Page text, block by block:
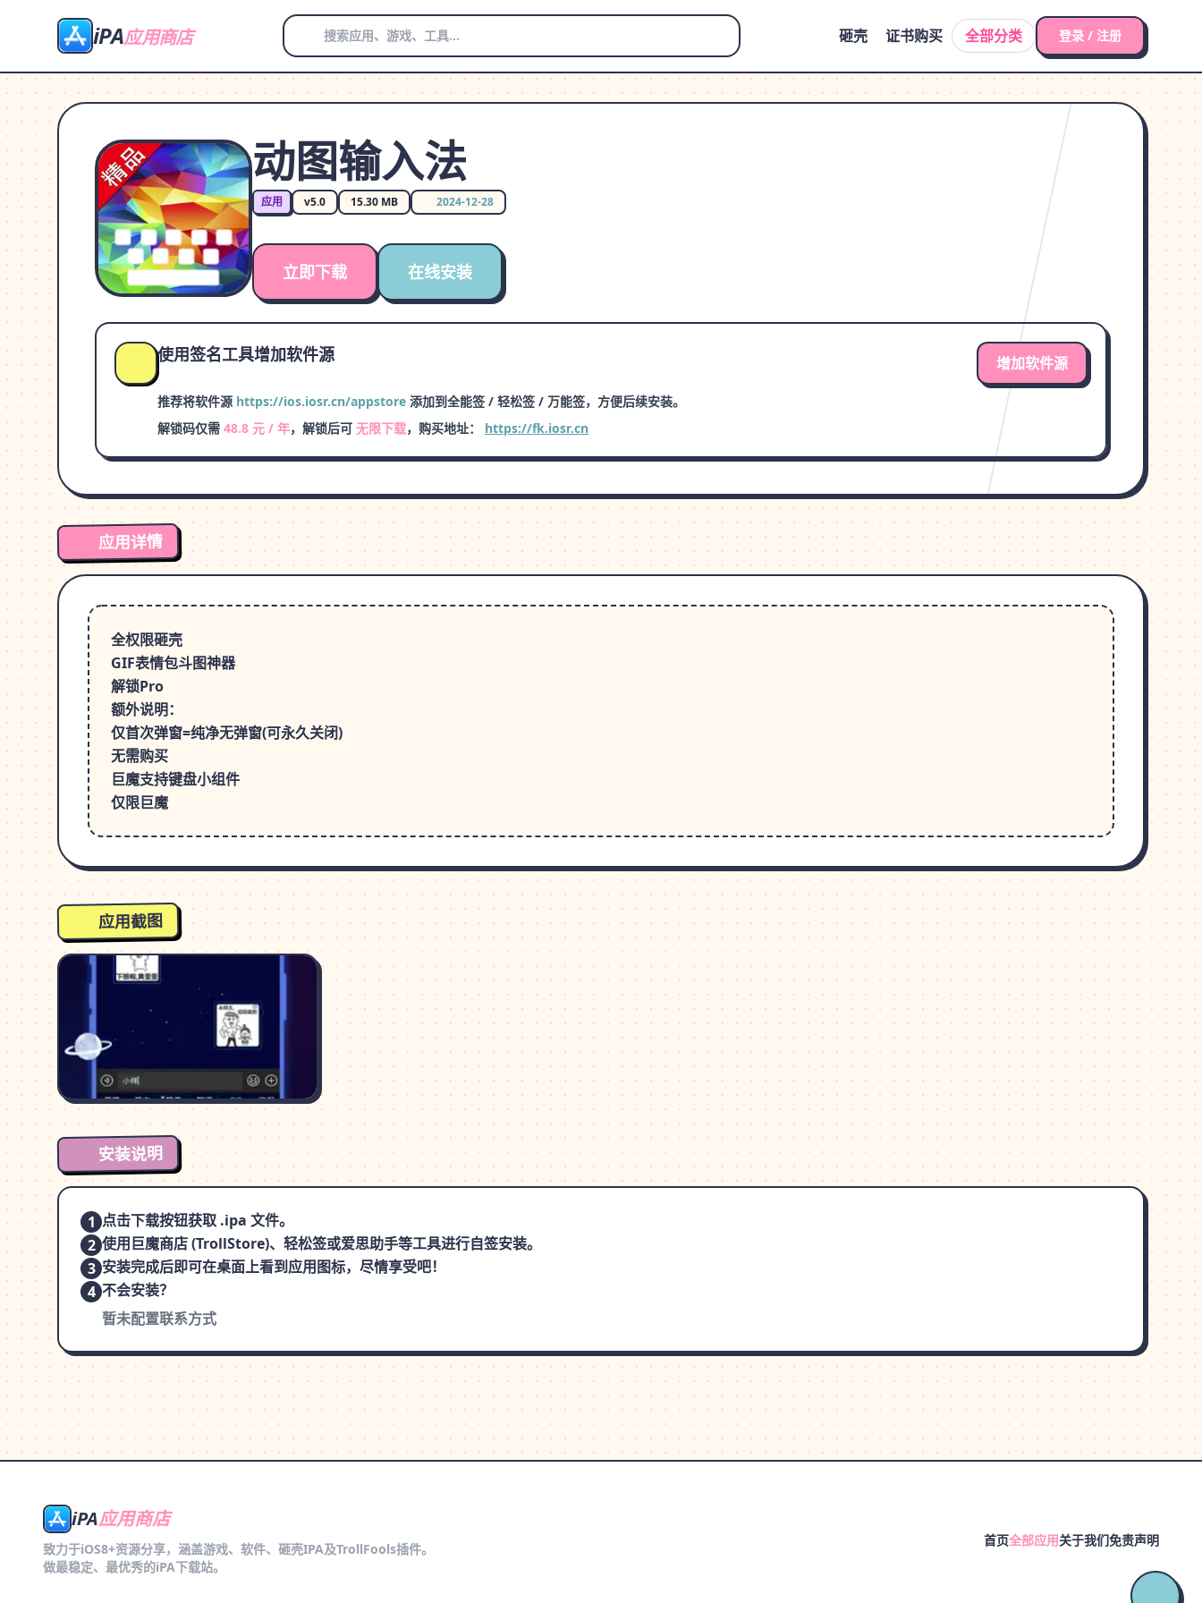
iPA应用商店 砸壳 证书购买 全部分类 登录 / 注册
动图输入法
应用 v5.0 15.30 MB 2024-12-28
立即下载 在线安装
使用签名工具增加软件源 增加软件源
推荐将软件源 https://ios.iosr.cn/appstore 添加到全能签 / 轻松签 / 万能签，方便后续安装。
解锁码仅需 48.8 元 / 年，解锁后可 无限下载，购买地址： https://fk.iosr.cn
应用详情
全权限砸壳
GIF表情包斗图神器
解锁Pro
额外说明：
仅首次弹窗=纯净无弹窗(可永久关闭)
无需购买
巨魔支持键盘小组件
仅限巨魔
应用截图
安装说明
1 点击下载按钮获取 .ipa 文件。
2 使用巨魔商店 (TrollStore)、轻松签或爱思助手等工具进行自签安装。
3 安装完成后即可在桌面上看到应用图标，尽情享受吧！
4 不会安装？
暂未配置联系方式
iPA应用商店
致力于iOS8+资源分享，涵盖游戏、软件、砸壳IPA及TrollFools插件。
做最稳定、最优秀的iPA下载站。
首页全部应用关于我们免责声明